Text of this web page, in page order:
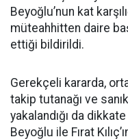
Beyoğlu’nun kat
müteahhitten daire
ettiği bildirildi.
Gerekçeli kararda,
takip tutanağı ve
yakalandığı da dikkate
Beyoğlu ile Fırat